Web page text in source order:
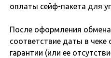
оплаты сейф-пакета для
После оформления
соответствие даты в
гарантии (или ее